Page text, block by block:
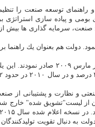
و راهنمای توسعه صنعت را
و پیاده سازی استراتژی
صنعت، سرمایه گذاری ها بیش
به دنبال بحران مالی سال ۲۰۰۸ مسؤلان چینی مجبور به حمایت
این بوده است كه در سال های پس از بحران مالی ۲۰۰۸، برای
"تشویق شده، مجاز، محدودشده و ممنوع شده". در نسخه اعلام شده توسط
به دنبال تقویت